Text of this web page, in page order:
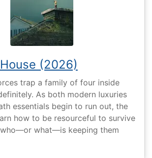
(2026)
trap a family of four inside
As both modern luxuries
essentials begin to run out, the
how to be resourceful to survive
what—is keeping them